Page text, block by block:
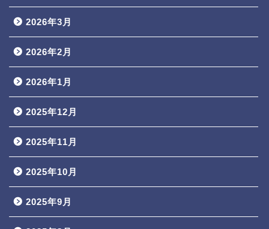
2026年3月
2026年2月
2026年1月
2025年12月
2025年11月
2025年10月
2025年9月